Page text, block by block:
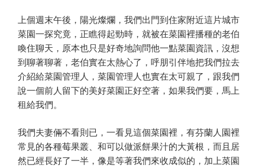
上個週末午後，陽光燦爛，我們出門到住家附近這片城市
菜園一探究竟，正瞧得起勁時，就被在菜園裡播種的老伯
喚住聊天，原本也只是好奇地詢問他一點菜園資訊，沒想
到聊著聊著，老伯實在太熱心了，呼朋引伴地把我們拉去
介紹給菜園管理人，菜園管理人也實在太可親了，跟我們
說一個前人留下的美好菜園正好空著，如果我們要，馬上
租給我們。
我們夫妻倆不看則已，一看見這個菜園裡，有芬蘭人園裡
常見的各種莓果叢、和可以做派餅果汁的大黃根，而且居
然已經長好了一半，像是等著我們來收成似的，加上菜園